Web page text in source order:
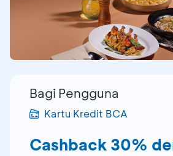
Bagi Pengguna
Kartu Kredit BCA
Cashback 30%